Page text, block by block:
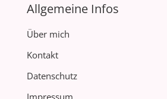
Allgemeine Infos
Über mich
Kontakt
Datenschutz